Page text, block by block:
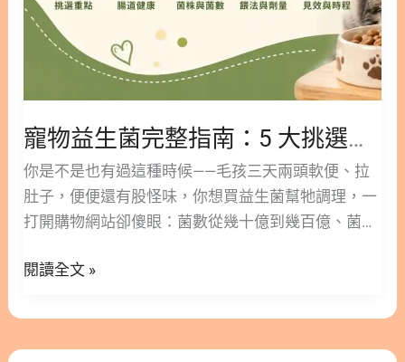
寵物益生菌完整指南：5 大挑選重點＋該不該買到吃多久有效
你是不是也有過這種時候——毛孩三天兩頭軟便、拉
肚子，便便還有股怪味，你想買益生菌幫牠調理，一
打開購物網站卻傻眼：菌數從幾十億到幾百億、菌株
前卡關的絕對不只你一個，幾乎每個毛孩爸媽都走過
底該不該補、CFU 和菌株怎麼看才不踩雷、狗和貓的
餵法差在哪；更關鍵的是，補上大家最常忽略的一塊
挑
該
不
該
買
吃
久
閱讀全文 »